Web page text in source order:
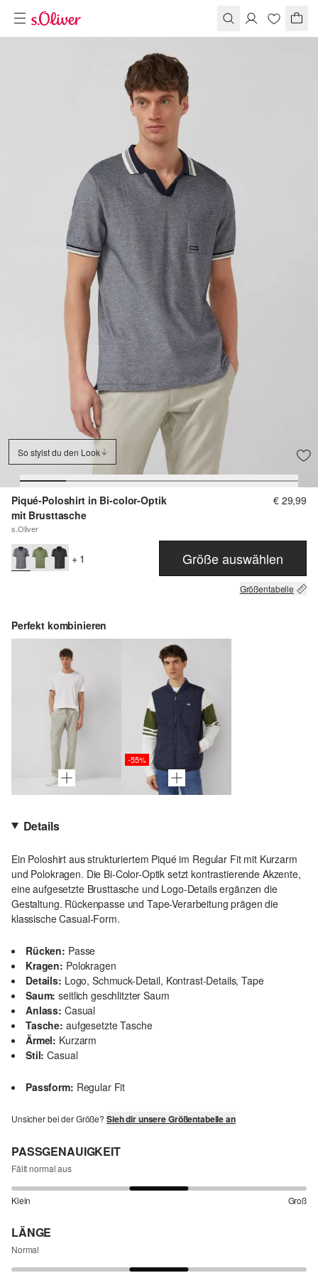
So stylst du den Look
Piqué-Poloshirt in Bi-color-Optik
mit Brusttasche
s.Oliver
€ 29,99
+ 1 Größe auswählen
Größentabelle
Perfekt kombinieren
-55%
Details
Ein Poloshirt aus strukturiertem Piqué im Regular Fit mit Kurzarm
und Polokragen. Die Bi-Color-Optik setzt kontrastierende Akzente,
eine aufgesetzte Brusttasche und Logo-Details ergänzen die
Gestaltung. Rückenpasse und Tape-Verarbeitung prägen die
klassische Casual-Form.
Rücken: Passe
Kragen: Polokragen
Details: Logo, Schmuck-Detail, Kontrast-Details, Tape
Saum: seitlich geschlitzter Saum
Anlass: Casual
Tasche: aufgesetzte Tasche
Ärmel: Kurzarm
Stil: Casual
Passform: Regular Fit
Unsicher bei der Größe? Sieh dir unsere Größentabelle an
PASSGENAUIGKEIT
Fällt normal aus
Klein Groß
LÄNGE
Normal